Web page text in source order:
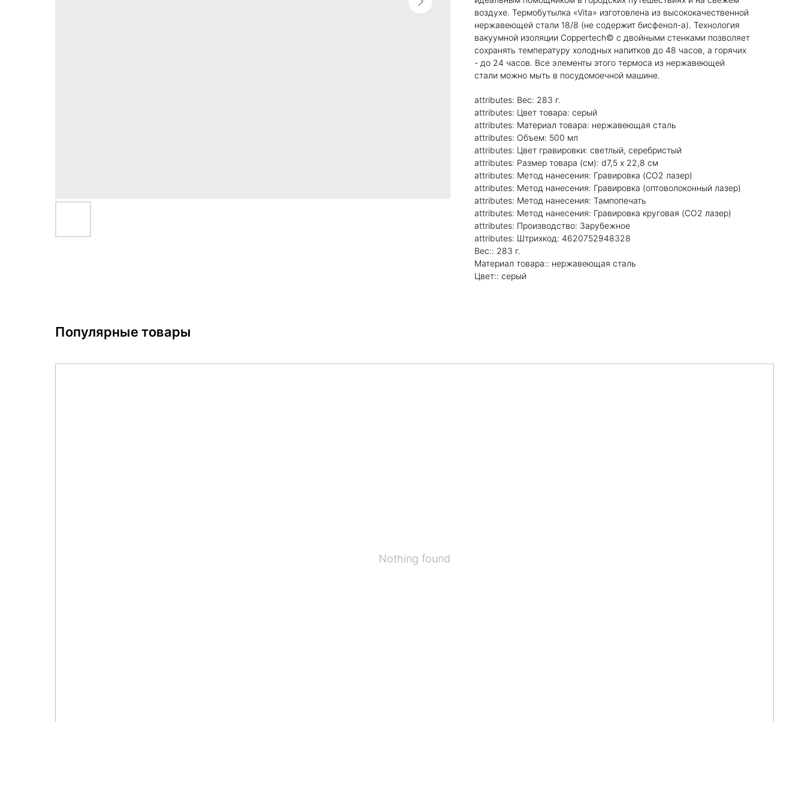
воздухе. Термобутылка «Vita» изготовлена из высококачественной
нержавеющей стали 18/8 (не содержит бисфенол-а). Технология
вакуумной изоляции Coppertech© с двойными стенками позволяет
сохранять температуру холодных напитков до 48 часов, а горячих
- до 24 часов. Все элементы этого термоса из нержавеющей
стали можно мыть в посудомоечной машине.
attributes: Вес: 283 г.
attributes: Цвет товара: серый
attributes: Материал товара: нержавеющая сталь
attributes: Объем: 500 мл
attributes: Цвет гравировки: светлый, серебристый
attributes: Размер товара (см): d7,5 х 22,8 см
attributes: Метод нанесения: Гравировка (CO2 лазер)
attributes: Метод нанесения: Гравировка (оптоволоконный лазер)
attributes: Метод нанесения: Тампопечать
attributes: Метод нанесения: Гравировка круговая (CO2 лазер)
attributes: Производство: Зарубежное
attributes: Штрихкод: 4620752948328
Вес:: 283 г.
Материал товара:: нержавеющая сталь
Цвет:: серый
Популярные товары
Nothing found